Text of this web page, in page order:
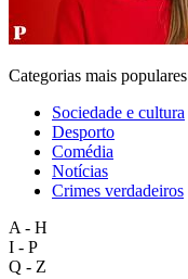
Categorias mais populares
Sociedade e cultura
Desporto
Comédia
Notícias
Crimes verdadeiros
A - H
I - P
Q - Z